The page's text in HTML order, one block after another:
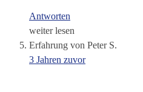
Antworten
weiter lesen
Erfahrung von Peter S.
3 Jahren zuvor